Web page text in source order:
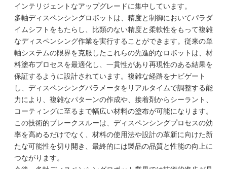
インテリジェントなアップグレードに集中しています。
多軸ディスペンシングロボットは、精度と制御においてパラダ
イムシフトをもたらし、比類のない精度と柔軟性をもって複雑
なディスペンシング作業を実行することができます。従来の単
軸システムの限界を克服したこれらの先進的なロボットは、材
料塗布プロセスを最適化し、一貫性があり再現性のある結果を
保証するように設計されています。複雑な経路をナビゲート
し、ディスペンシングパラメータをリアルタイムで調整する能
力により、複雑なパターンの作成や、接着剤からシーラント、
コーティングに至るまで幅広い材料の塗布が可能になります。
この技術的ブレークスルーは、ディスペンシングプロセスの効
率を高めるだけでなく、材料の使用法や設計の革新に向けた新
たな可能性を切り開き、最終的には製品の品質と性能の向上に
つながります。